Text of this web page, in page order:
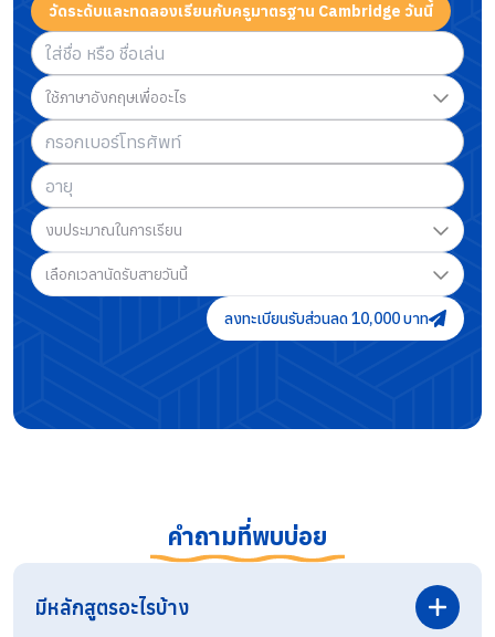
วัดระดับและทดลองเรียนกับครูมาตรฐาน Cambridge วันนี้
ใช้ภาษาอังกฤษเพื่ออะไร
งบประมาณในการเรียน
เลือกเวลานัดรับสายวันนี้
ลงทะเบียนรับส่วนลด 10,000 บาท
คำถามที่พบบ่อย
มีหลักสูตรอะไรบ้าง